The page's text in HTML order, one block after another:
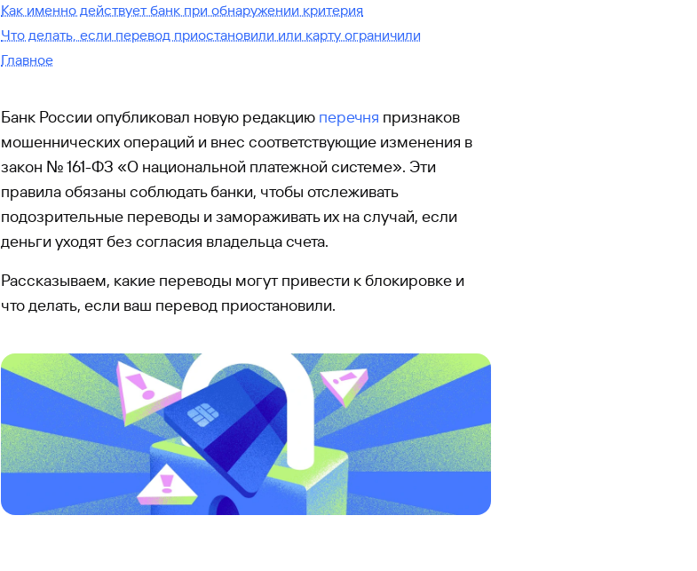
Как именно действует банк при обнаружении критерия
Что делать, если перевод приостановили или карту ограничили
Главное
Банк России опубликовал новую редакцию перечня признаков
мошеннических операций и внес соответствующие изменения в
закон № 161-ФЗ «О национальной платежной системе». Эти
правила обязаны соблюдать банки, чтобы отслеживать
подозрительные переводы и замораживать их на случай, если
деньги уходят без согласия владельца счета.
Рассказываем, какие переводы могут привести к блокировке и
что делать, если ваш перевод приостановили.